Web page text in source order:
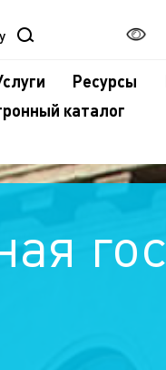
Ресурсы
каталог